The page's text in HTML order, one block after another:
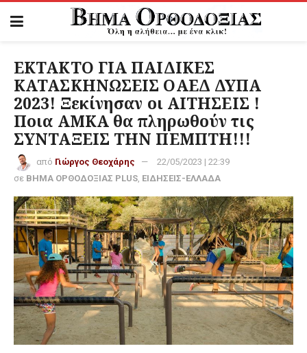
ΕΚΤΑΚΤΟ ΓΙΑ ΠΑΙΔΙΚΕΣ
ΚΑΤΑΣΚΗΝΩΣΕΙΣ ΟΑΕΔ ΔΥΠΑ
2023! Ξεκίνησαν οι ΑΙΤΗΣΕΙΣ !
Ποια ΑΜΚΑ θα πληρωθούν τις
ΣΥΝΤΑΞΕΙΣ ΤΗΝ ΠΕΜΠΤΗ!!!
από Γιώργος Θεοχάρης
22/05/2023 | 22:39
σε ΒΗΜΑ ΟΡΘΟΔΟΞΙΑΣ PLUS, ΕΙΔΗΣΕΙΣ-ΕΛΛΑΔΑ